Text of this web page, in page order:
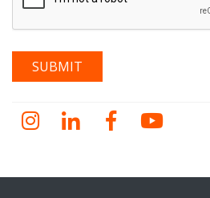
Instagram
LinkedInFacebookYouTube